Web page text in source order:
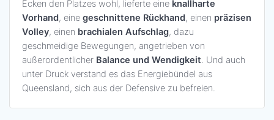
Ecken den Platzes wohl, lieferte eine knallharte
Vorhand, eine geschnittene Rückhand, einen präzisen
Volley, einen brachialen Aufschlag, dazu
geschmeidige Bewegungen, angetrieben von
außerordentlicher Balance und Wendigkeit. Und auch
unter Druck verstand es das Energiebündel aus
Queensland, sich aus der Defensive zu befreien.